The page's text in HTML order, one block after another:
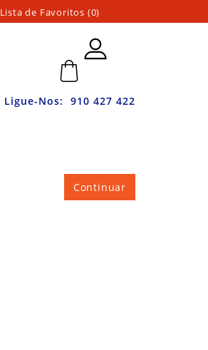
Lista de Favoritos (0)
Ligue-Nos: 910 427 422
Continuar